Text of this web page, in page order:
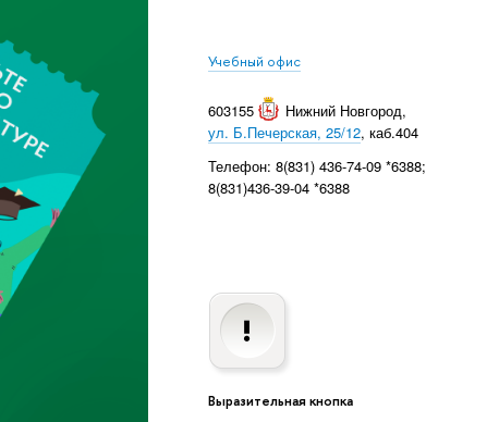
Учебный офис
603155 Нижний Новгород,
ул. Б.Печерская, 25/12, каб.404
Телефон: 8(831) 436-74-09 *6388;
8(831)436-39-04 *6388
Выразительная кнопка